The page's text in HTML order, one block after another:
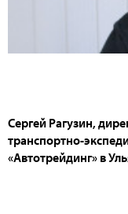
Сергей Рагузин,
транспортно-
«Автотрейдинг» в